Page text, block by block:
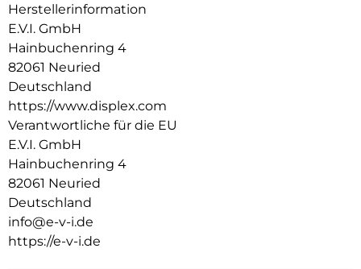
wird das Schutzglas extrem widerstandsfähig gegen
Schläge, Stöße und Bruch und ist zugleich besonders
angenehm bei der Nutzung.
Hüllenfreundlich
Unser Displex Schutzglas wird bis auf 5/100 mm genau auf
die Smartphone Konturen gefertigt und passt somit perfekt
auf Ihr Smartphone. Außerdem ist die Schutzfolie ultradünn.
Somit lassen sich alle handelsüblichen Schutzhüllen & Cases
Schutz aus Displex Tempered Glass und Ihrer Lieblingshülle
wird Ihr Smartphone rundum optimal geschützt.
Anti Fingerprint
Die oberste Schicht unserer 4-Layer Technology besteht aus
einem High-Tech Plasma Coating. Die hydro- und oleophobe
Herstellerinformation
E.V.I. GmbH
Hainbuchenring 4
82061 Neuried
Deutschland
https://www.displex.com
Verantwortliche für die EU
E.V.I. GmbH
Hainbuchenring 4
82061 Neuried
Deutschland
info@e-v-i.de
https://e-v-i.de